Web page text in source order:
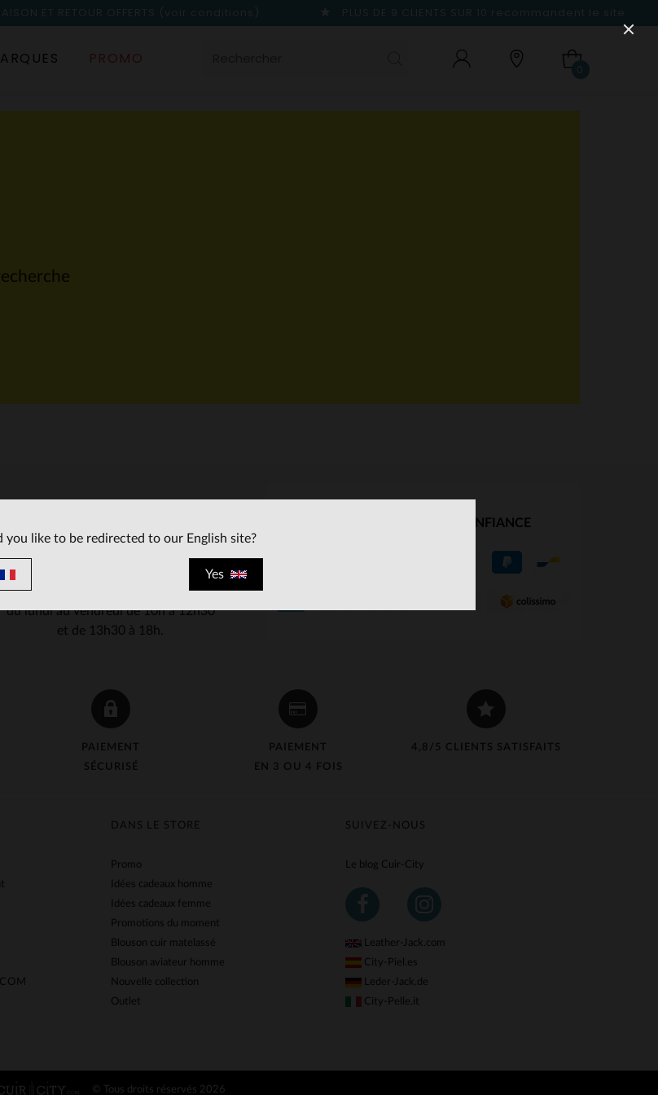
ET RETOUR OFFERTS (voir conditions) PLUS DE 9 CLIENTS SUR 10 recommandent le site
PROMO
0
PAIEMENT
SÉCURISÉ
PAIEMENT
EN 3 OU 4 FOIS
4,8/5 CLIENTS SATISFAITS
03 59 08 80 80
contact@cuir-
du lundi au vendredi de 10h à 12h30
et de 13h30 à 18h.
NOS PARTENAIRES DE CONFIANCE
SUIVEZ-NOUS
Le blog Cuir-City
Leather-Jack.com
City-Piel.es
Leder-Jack.de
City-Pelle.it
DANS LE STORE
Promo
Idées cadeaux homme
Idées cadeaux femme
Promotions du moment
Blouson cuir matelassé
Blouson aviateur homme
Nouvelle collection
Outlet
© Tous droits réservés 2026
you like to be redirected to our English site?
Yes